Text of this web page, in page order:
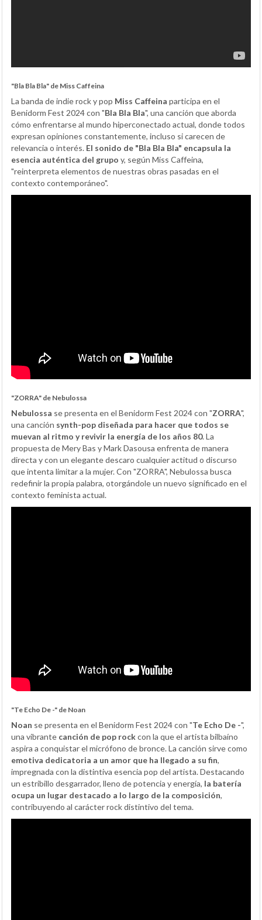
"Bla Bla Bla" de Miss Caffeina
La banda de indie rock y pop Miss Caffeina participa en el
Benidorm Fest 2024 con "Bla Bla Bla", una canción que aborda
cómo enfrentarse al mundo hiperconectado actual, donde todos
expresan opiniones constantemente, incluso si carecen de
relevancia o interés. El sonido de "Bla Bla Bla" encapsula la
esencia auténtica del grupo y, según Miss Caffeina,
"reinterpreta elementos de nuestras obras pasadas en el
contexto contemporáneo".
"ZORRA" de Nebulossa
Nebulossa se presenta en el Benidorm Fest 2024 con "ZORRA",
una canción synth-pop diseñada para hacer que todos se
muevan al ritmo y revivir la energía de los años 80. La
propuesta de Mery Bas y Mark Dasousa enfrenta de manera
directa y con un elegante descaro cualquier actitud o discurso
que intenta limitar a la mujer. Con "ZORRA", Nebulossa busca
redefinir la propia palabra, otorgándole un nuevo significado en el
contexto feminista actual.
"Te Echo De -" de Noan
Noan se presenta en el Benidorm Fest 2024 con "Te Echo De -",
una vibrante canción de pop rockcon la que el artista bilbaíno
aspira a conquistar el micrófono de bronce. La canción sirve como
emotiva dedicatoria a un amor que ha llegado a su fin,
impregnada con la distintiva esencia pop del artista. Destacando
un estribillo desgarrador, lleno de potencia y energía, la batería
ocupa un lugar destacado a lo largo de la composición,
contribuyendo al carácter rock distintivo del tema.